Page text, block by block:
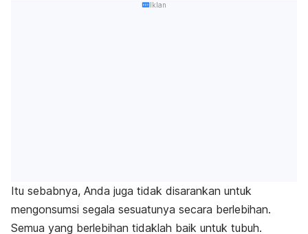
Iklan
Itu sebabnya, Anda juga tidak disarankan untuk
mengonsumsi segala sesuatunya secara berlebihan.
Semua yang berlebihan tidaklah baik untuk tubuh.